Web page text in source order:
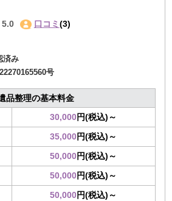
5.0 口コミ (3)
済み
号
品整理の基本料金
30,000円(税込)～
35,000円(税込)～
50,000円(税込)～
50,000円(税込)～
50,000円(税込)～